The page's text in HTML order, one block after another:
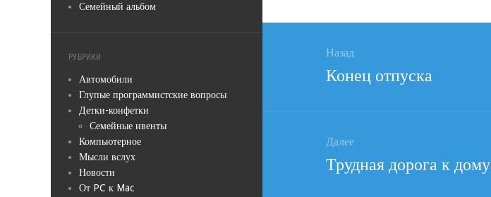
Семейный альбом
РУБРИКИ
Автомобили
Глупые программистские вопросы
Детки-конфетки
Семейные ивенты
Компьютерное
Мысли вслух
Новости
От PC к Mac
записям
Назад
Предыдущая
Конец отпуска
Далее
Следующая
запись:
Трудная дорога к дому